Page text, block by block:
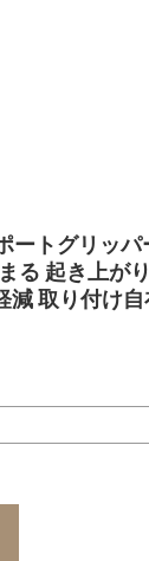
ートグリッパ
る 起き上が
減 取り付け